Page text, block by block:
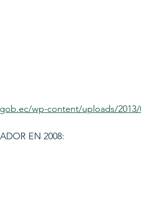
wp-content/uploads/
EN 2008: